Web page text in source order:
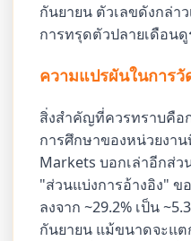
กันยายน ตัวเลขดังกล่า
การทรุดตัวปลายเดือน
ความแปรผันในการวั
สิ่งสำคัญที่ควรทราบคือ
การศึกษาของหน่วยงาน
Markets บอกเล่าอีกส่ว
"ส่วนแบ่งการอ้างอิง" ข
ลงจาก ~29.2% เป็น
กันยายน แม้ขนาดจะแต